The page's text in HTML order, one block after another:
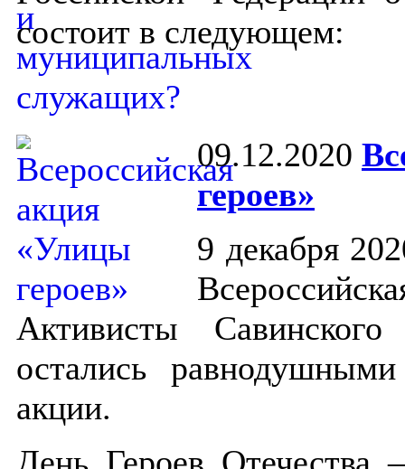
состоит в следующем:
09.12.2020
героев»
9 декабря
Активисты
остались
акции.